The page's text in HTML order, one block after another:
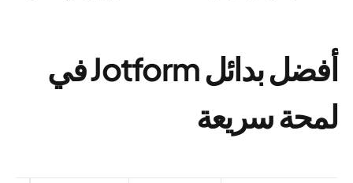
أفضل بدائل Jotform في
لمحة سريعة